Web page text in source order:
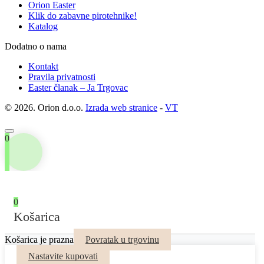
Orion Easter
Klik do zabavne pirotehnike!
Katalog
Dodatno o nama
Kontakt
Pravila privatnosti
Easter članak – Ja Trgovac
© 2026. Orion d.o.o. Izrada web stranice - VT
0
0
Košarica
Košarica je prazna
Povratak u trgovinu
Nastavite kupovati